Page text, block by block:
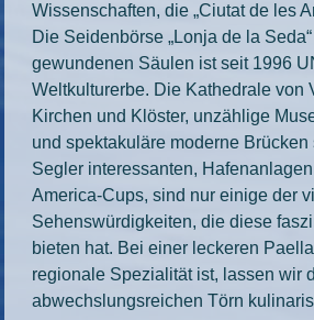
Wissenschaften, die „Ciutat de les
Die Seidenbörse „Lonja de la
gewundenen Säulen ist seit 1996
Weltkulturerbe. Die Kathedrale von
Kirchen und Klöster, unzählige
und spektakuläre moderne
Segler interessanten,
America-Cups, sind nur einige der
Sehenswürdigkeiten, die diese
bieten hat. Bei einer leckeren
regionale Spezialität ist, lassen wir
abwechslungsreichen Törn